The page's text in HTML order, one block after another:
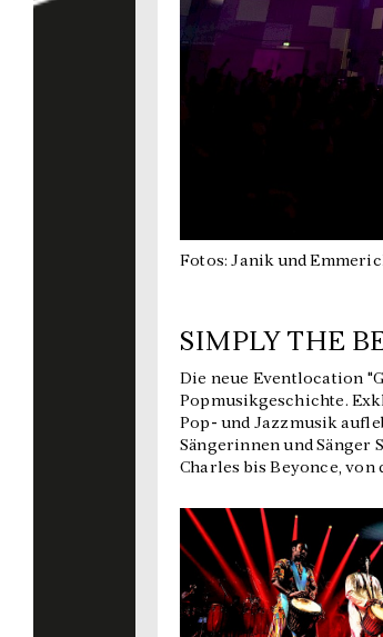
Fotos: Janik und
SIMPLY THE
Die neue Eventlocation
Popmusikgeschichte.
Pop- und Jazzmusik
Sängerinnen und Sänger
Charles bis Beyonce, von